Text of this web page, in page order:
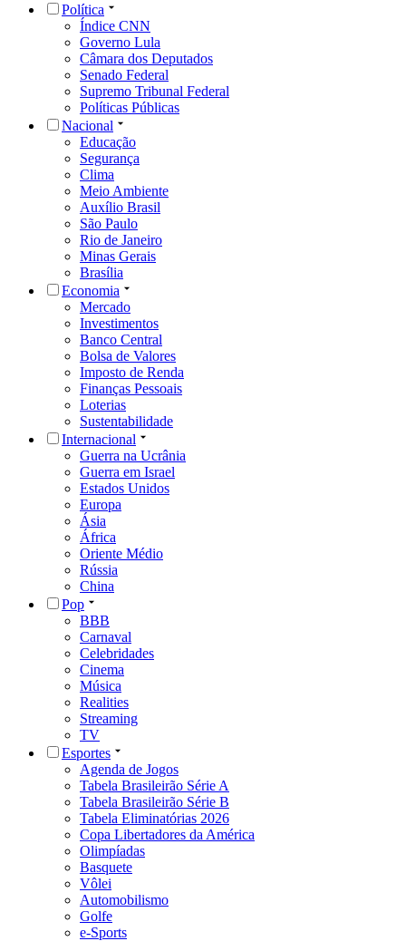
Política
Índice CNN
Governo Lula
Câmara dos Deputados
Senado Federal
Supremo Tribunal Federal
Políticas Públicas
Nacional
Educação
Segurança
Clima
Meio Ambiente
Auxílio Brasil
São Paulo
Rio de Janeiro
Minas Gerais
Brasília
Economia
Mercado
Investimentos
Banco Central
Bolsa de Valores
Imposto de Renda
Finanças Pessoais
Loterias
Sustentabilidade
Internacional
Guerra na Ucrânia
Guerra em Israel
Estados Unidos
Europa
Ásia
África
Oriente Médio
Rússia
China
Pop
BBB
Carnaval
Celebridades
Cinema
Música
Realities
Streaming
TV
Esportes
Agenda de Jogos
Tabela Brasileirão Série A
Tabela Brasileirão Série B
Tabela Eliminatórias 2026
Copa Libertadores da América
Olimpíadas
Basquete
Vôlei
Automobilismo
Golfe
e-Sports